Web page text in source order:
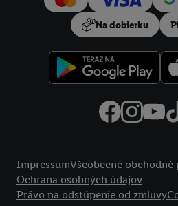
Na dobierku
ImpressumVšeobecné obchodné
Ochrana osobných údajov
Právo na odstúpenie od zmluvy